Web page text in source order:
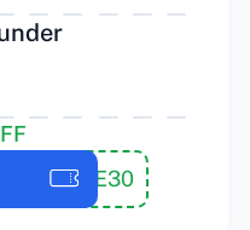
WELCOME30